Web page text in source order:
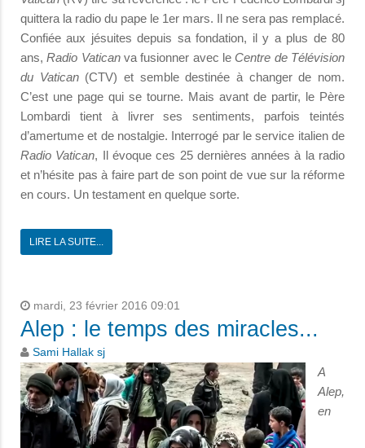
quittera la radio du pape le 1er mars. Il ne sera pas remplacé.
Confiée aux jésuites depuis sa fondation, il y a plus de 80
ans,Radio Vaticanva fusionner avec le Centre de Télévision
du Vatican(CTV) et semble destinée à changer de nom.
C’est une page qui se tourne. Mais avant de partir, le Père
Lombardi tient à livrer ses sentiments, parfois teintés
d’amertume et de nostalgie. Interrogé par le service italien de
Radio Vatican, Il évoque ces 25 dernières années à la radio
et n’hésite pas à faire part de son point de vue sur la réforme
en cours. Un testament en quelque sorte.
LIRE LA SUITE...
mardi, 23 février 2016 09:01
Alep : le temps des miracles...
Sami Hallak sj
A
Alep,
en